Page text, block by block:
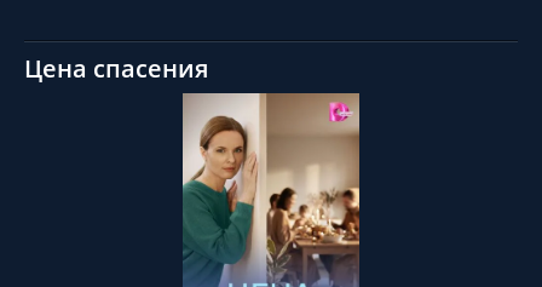
Цена спасения
СМОТРЕТЬ ОНЛАЙН